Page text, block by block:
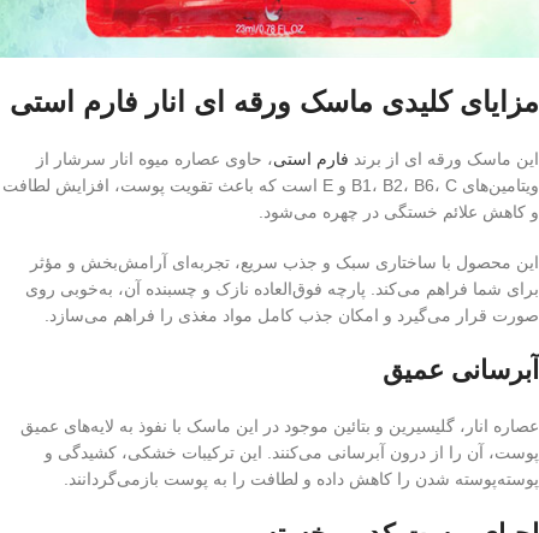
مزایای کلیدی ماسک ورقه ای انار فارم استی
این ماسک ورقه ای از برند فارم استی، حاوی عصاره میوه انار سرشار از
ویتامین‌های B1، B2، B6، C و E است که باعث تقویت پوست، افزایش لطافت
و کاهش علائم خستگی در چهره می‌شود.
این محصول با ساختاری سبک و جذب سریع، تجربه‌ای آرامش‌بخش و مؤثر
برای شما فراهم می‌کند. پارچه فوق‌العاده نازک و چسبنده آن، به‌خوبی روی
صورت قرار می‌گیرد و امکان جذب کامل مواد مغذی را فراهم می‌سازد.
آبرسانی عمیق
عصاره انار، گلیسیرین و بتائین موجود در این ماسک با نفوذ به لایه‌های عمیق
پوست، آن را از درون آبرسانی می‌کنند. این ترکیبات خشکی، کشیدگی و
پوسته‌پوسته شدن را کاهش داده و لطافت را به پوست بازمی‌گردانند.